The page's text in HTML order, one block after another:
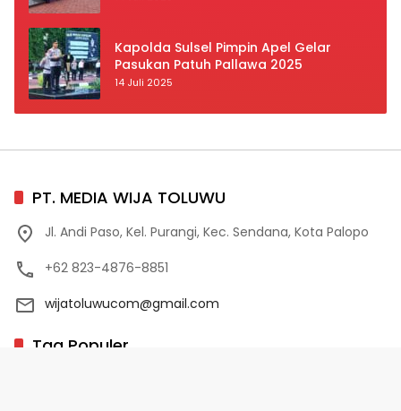
Kapolda Sulsel Pimpin Apel Gelar
Pasukan Patuh Pallawa 2025
14 Juli 2025
PT. MEDIA WIJA TOLUWU
Jl. Andi Paso, Kel. Purangi, Kec. Sendana, Kota Palopo
+62 823-4876-8851
wijatoluwucom@gmail.com
Tag Populer